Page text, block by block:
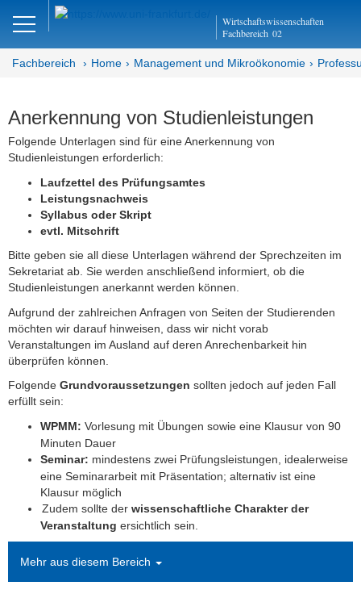
Wirtschaftswissenschaften
Fachbereich 02
DE Close
Management und
Mikroökonomie
Abteilung MM
Mikroökonomie
Team
Bachelor- und Masterarbeiten
Anerkennung von Studienleistungen
Empfehlungsschreiben
Fachbereich Home Management und Mikroökonomie
Anerkennung von Studienleistungen
Folgende Unterlagen sind für eine Anerkennung von
Studienleistungen erforderlich:
Laufzettel des Prüfungsamtes
Leistungsnachweis
Syllabus oder Skript
evtl. Mitschrift
Bitte geben sie all diese Unterlagen während der Sprechzeiten im
Sekretariat ab. Sie werden anschließend informiert, ob die
Studienleistungen anerkannt werden können.
Aufgrund der zahlreichen Anfragen von Seiten der Studierenden
möchten wir darauf hinweisen, dass wir nicht vorab
Veranstaltungen im Ausland auf deren Anrechenbarkeit hin
überprüfen können.
Folgende Grundvoraussetzungen sollten jedoch auf jeden Fall
erfüllt sein:
WPMM: Vorlesung mit Übungen sowie eine Klausur von 90
Minuten Dauer
Seminar: mindestens zwei Prüfungsleistungen, idealerweise
eine Seminararbeit mit Präsentation; alternativ ist eine
Klausur möglich
Zudem sollte der wissenschaftliche Charakter der
Veranstaltung ersichtlich sein.
Mehr aus diesem Bereich